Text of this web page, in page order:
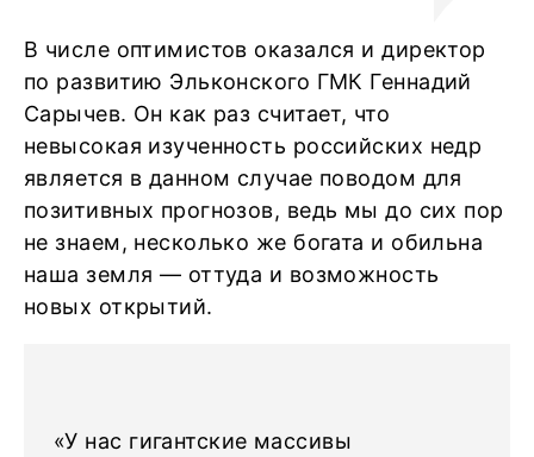
В числе оптимистов оказался и директор
по развитию Эльконского ГМК Геннадий
Сарычев. Он как раз считает, что
невысокая изученность российских недр
является в данном случае поводом для
позитивных прогнозов, ведь мы до сих пор
не знаем, несколько же богата и обильна
наша земля — оттуда и возможность
новых открытий.
«У нас гигантские массивы